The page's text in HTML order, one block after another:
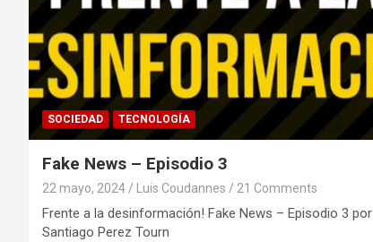
SOCIEDAD TECNOLOGÍA
Fake News – Episodio 3
22 mayo, 2024 Luis Coudannes 21 Comments
Frente a la desinformación! Fake News – Episodio 3 por
Santiago Perez Tourn